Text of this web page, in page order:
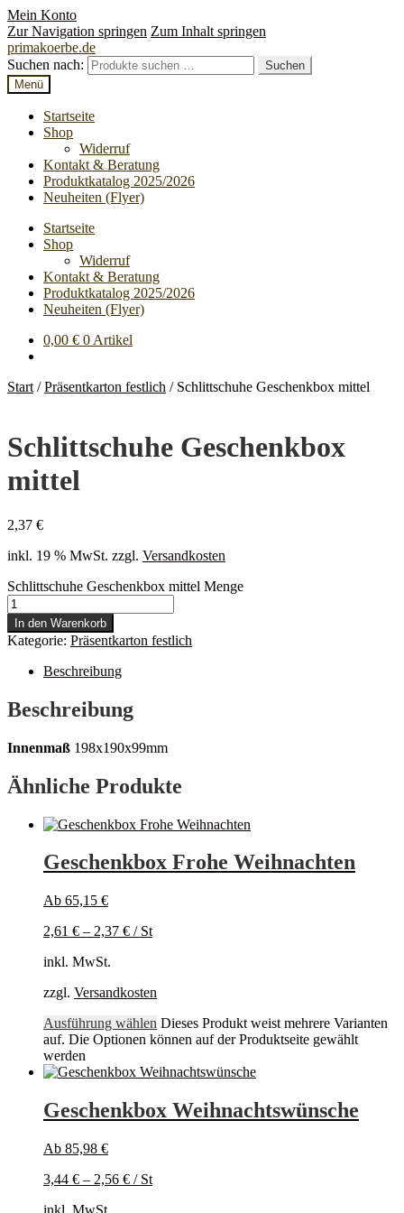
Mein Konto
Zur Navigation springen Zum Inhalt springen
primakoerbe.de
Suchen nach:
Suchen
Menü
Startseite
Shop
Widerruf
Kontakt & Beratung
Produktkatalog 2025/2026
Neuheiten (Flyer)
Startseite
Shop
Widerruf
Kontakt & Beratung
Produktkatalog 2025/2026
Neuheiten (Flyer)
0,00 € 0 Artikel
Start /Präsentkarton festlich / Schlittschuhe Geschenkbox mittel
Schlittschuhe Geschenkbox
mittel
2,37 €
inkl. 19 % MwSt. zzgl. Versandkosten
Schlittschuhe Geschenkbox mittel Menge
In den Warenkorb
Kategorie: Präsentkarton festlich
Beschreibung
Beschreibung
Innenmaß 198x190x99mm
Ähnliche Produkte
Geschenkbox Frohe Weihnachten
Ab 65,15 €
2,61 € – 2,37 € / St
inkl. MwSt.
zzgl. Versandkosten
Ausführung wählen Dieses Produkt weist mehrere Varianten
auf. Die Optionen können auf der Produktseite gewählt
werden
Geschenkbox Weihnachtswünsche
Ab 85,98 €
3,44 € – 2,56 € / St